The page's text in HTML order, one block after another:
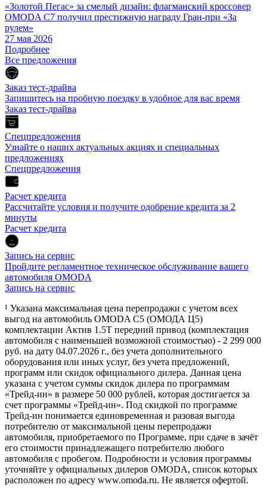
«Золотой Пегас» за смелый дизайн: флагманский кроссовер
OMODA C7 получил престижную награду Гран-при «За
рулем»
27 мая 2026
Подробнее
Все предложения
Заказ тест-драйва
Запишитесь на пробную поездку в удобное для вас время
Заказ тест-драйва
Спецпредложения
Узнайте о наших актуальных акциях и специальных
предложениях
Спецпредложения
Расчет кредита
Рассчитайте условия и получите одобрение кредита за 2
минуты
Расчет кредита
Запись на сервис
Пройдите регламентное техническое обслуживание вашего
автомобиля OMODA
Запись на сервис
¹ Указана максимальная цена перепродажи с учетом всех
выгод на автомобиль OMODA C5 (ОМОДА Ц5)
комплектации Актив 1.5Т передний привод (комплектация
автомобиля с наименьшей возможной стоимостью) - 2 299 000
руб. на дату 04.07.2026 г., без учета дополнительного
оборудования или иных услуг, без учета предложений,
программ или скидок официального дилера. Данная цена
указана с учетом суммы скидок дилера по программам
«Трейд-ин» в размере 50 000 рублей, которая достигается за
счет программы «Трейд-ин». Под скидкой по программе
Трейд-ин понимается единовременная и разовая выгода
потребителю от максимальной цены перепродажи
автомобиля, приобретаемого по Программе, при сдаче в зачёт
его стоимости принадлежащего потребителю любого
автомобиля с пробегом. Подробности и условия программы
уточняйте у официальных дилеров OMODA, список которых
расположен по адресу www.omoda.ru. Не является офертой.